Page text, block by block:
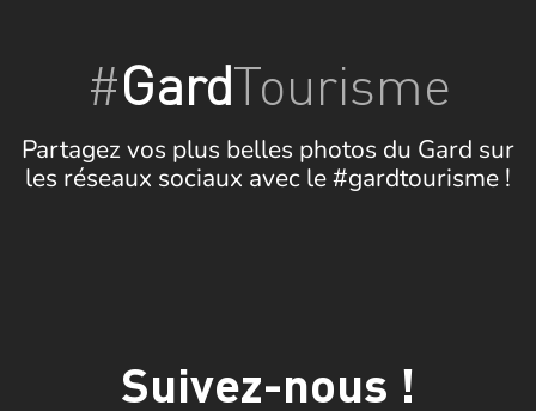
#GardTourisme
Partagez vos plus belles photos du Gard sur
les réseaux sociaux avec le #gardtourisme !
Suivez-nous !